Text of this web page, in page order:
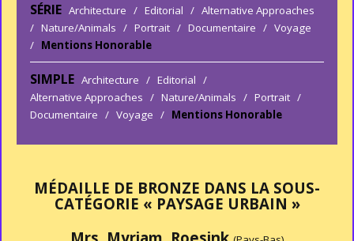
SÉRIE Architecture / Editorial / Alternative Approaches
/ Nature/Animals / Portrait / Documentaire / Voyage
/ Mentions Honorable
SIMPLE Architecture / Editorial /
Alternative Approaches / Nature/Animals / Portrait /
Documentaire / Voyage / Mentions Honorable
MÉDAILLE DE BRONZE DANS LA SOUS-
CATÉGORIE « PAYSAGE URBAIN »